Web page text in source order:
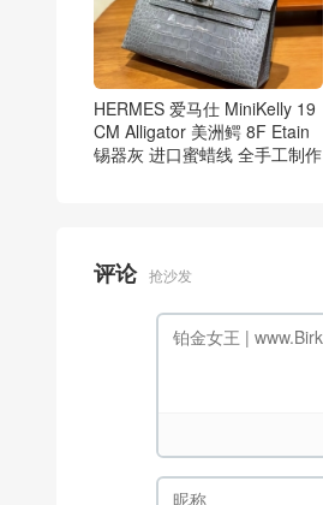
HERMES 爱马仕 MiniKelly 19
CM Alligator 美洲鳄 8F Etain
锡器灰 进口蜜蜡线 全手工制作
评论 抢沙发